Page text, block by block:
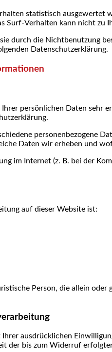
statistisch ausgewertet
Surf-Verhalten kann nicht zu
durch die Nichtbenutzung
Datenschutzerklärung.
persönlichen Daten
personenbezogene
Daten wir erheben und
im Internet (z. B. bei der
auf dieser Website ist:
Person, die allein oder
ausdrücklichen
der bis zum Widerruf